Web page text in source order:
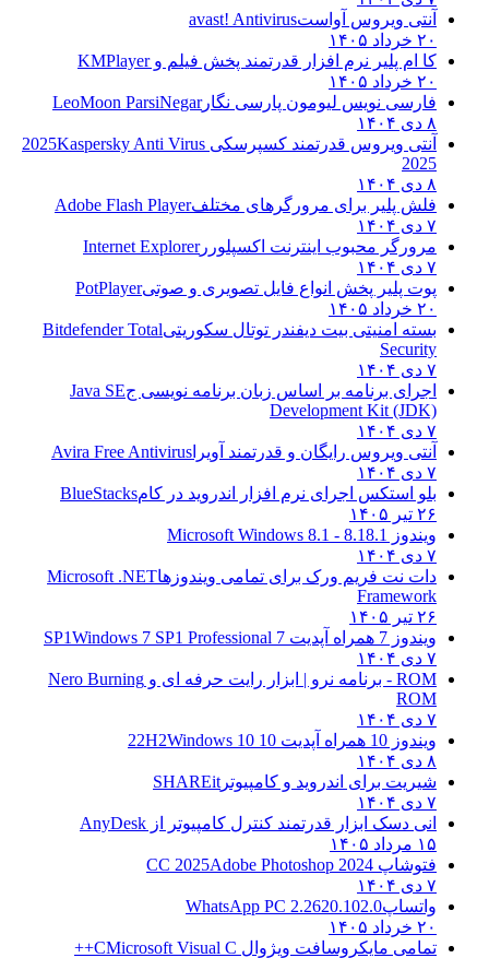
آنتی ویروس آواستavast! Antivirus
کا ام پلیر نرم افزار قدرتمند پخش فیلم وKMPlayer
فارسی نویس لیومون پارسی نگار LeoMoon ParsiNegar
آنتی ویروس قدرتمند کسپرسکی 2025Kaspersky Anti Virus
2025
فلش پلیر برای مرورگرهای مختلفAdobe Flash Player
مرورگر محبوب اینترنت اکسپلوررInternet Explorer
پوت پلیر پخش انواع فایل تصویری و صوتیPotPlayer
بسته امنیتی بیت دیفندر توتال سکوریتی Bitdefender Total
Security
اجرای برنامه بر اساس زبان برنامه نویسی جJava SE
Development Kit (JDK)
آنتی ویروس رایگان و قدرتمند آویرا Avira Free Antivirus
بلو استکس اجرای نرم افزار اندروید در کام BlueStacks
ویندوز 8.18.1 - Microsoft Windows 8.1
دات نت فریم ورک برای تمامی ویندوزهاMicrosoft .NET
Framework
ویندوز 7 همراه آپدیت 7 SP1
Windows 7 SP1 Professional
ROM - برنامه نرو | ابزار رایت حرفه ای و
Nero Burning
ROM
ویندوز 10 همراه آپدیت 10 22H2
Windows 10
شیریت برای اندروید و کامپیوترSHAREit
انی دسک ابزار قدرتمند کنترل کامپیوتر از AnyDesk
فتوشاپ CC 2025Adobe Photoshop 2024
واتساپWhatsApp PC 2.2620.102.0
تمامی مایکروسافت ویژوال CMicrosoft Visual C++